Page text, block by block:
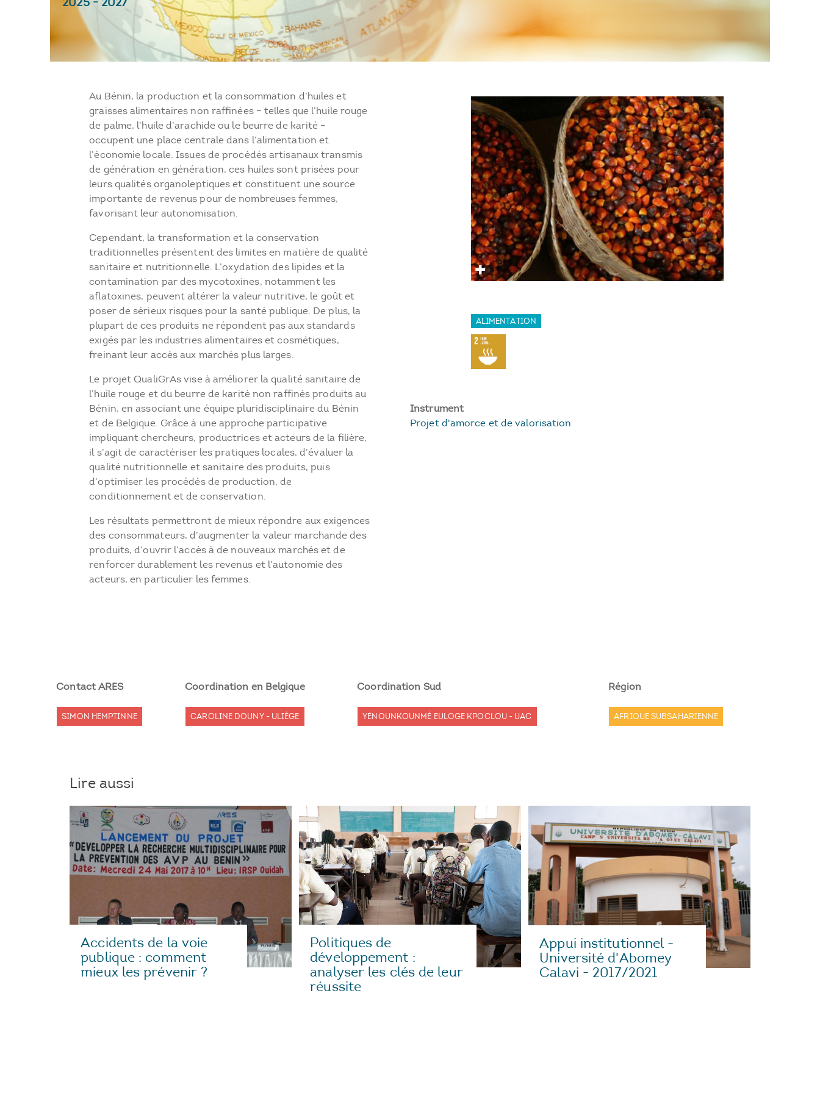
Au Bénin, la production et la consommation d’huiles et
graisses alimentaires non raffinées – telles que l’huile rouge
de palme, l’huile d’arachide ou le beurre de karité –
occupent une place centrale dans l’alimentation et
l’économie locale. Issues de procédés artisanaux transmis
de génération en génération, ces huiles sont prisées pour
leurs qualités organoleptiques et constituent une source
importante de revenus pour de nombreuses femmes,
favorisant leur autonomisation.
Cependant, la transformation et la conservation
traditionnelles présentent des limites en matière de qualité
sanitaire et nutritionnelle. L’oxydation des lipides et la
contamination par des mycotoxines, notamment les
aflatoxines, peuvent altérer la valeur nutritive, le goût et
poser de sérieux risques pour la santé publique. De plus, la
plupart de ces produits ne répondent pas aux standards
exigés par les industries alimentaires et cosmétiques,
freinant leur accès aux marchés plus larges.
Le projet QualiGrAs vise à améliorer la qualité sanitaire de
l’huile rouge et du beurre de karité non raffinés produits au
Bénin, en associant une équipe pluridisciplinaire du Bénin
et de Belgique. Grâce à une approche participative
impliquant chercheurs, productrices et acteurs de la filière,
il s’agit de caractériser les pratiques locales, d’évaluer la
qualité nutritionnelle et sanitaire des produits, puis
d’optimiser les procédés de production, de
conditionnement et de conservation.
Les résultats permettront de mieux répondre aux exigences
des consommateurs, d’augmenter la valeur marchande des
produits, d’ouvrir l’accès à de nouveaux marchés et de
renforcer durablement les revenus et l’autonomie des
acteurs, en particulier les femmes.
ALIMENTATION
Instrument
Projet d'amorce et de valorisation
Contact ARES Coordination en Belgique Coordination Sud Région
SIMON HEMPTINNE CAROLINE DOUNY - ULIÈGE YÉNOUNKOUNMÈ EULOGE KPOCLOU - UAC AFRIQUE SUBSAHARIENNE
Lire aussi
Accidents de la voie
publique : comment
mieux les prévenir ?
Politiques de
développement :
analyser les clés de leur
réussite
Appui institutionnel -
Université d'Abomey
Calavi - 2017/2021